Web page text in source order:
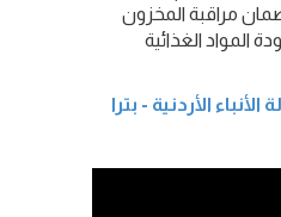
مراقبة المخزون
المواد الغذائية
الأردنية - بترا